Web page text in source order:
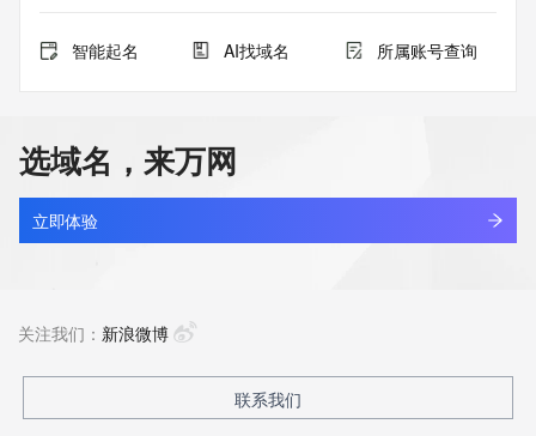
智能起名 AI找域名 所属账号查询
选域名，来万网
立即体验
关注我们： 新浪微博
联系我们